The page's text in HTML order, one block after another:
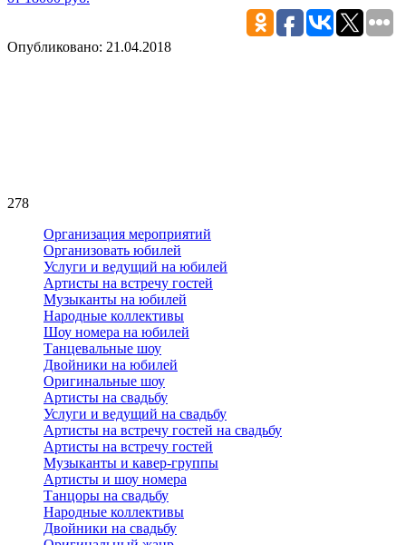
Опубликовано: 21.04.2018
278
Организация мероприятий
Организовать юбилей
Услуги и ведущий на юбилей
Артисты на встречу гостей
Музыканты на юбилей
Народные коллективы
Шоу номера на юбилей
Танцевальные шоу
Двойники на юбилей
Оригинальные шоу
Артисты на свадьбу
Услуги и ведущий на свадьбу
Артисты на встречу гостей на свадьбу
Артисты на встречу гостей
Музыканты и кавер-группы
Артисты и шоу номера
Танцоры на свадьбу
Народные коллективы
Двойники на свадьбу